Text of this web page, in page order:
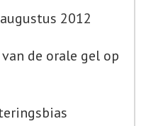
2012
de orale gel op